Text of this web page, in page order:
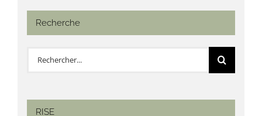
Recherche
Rechercher:
RISE